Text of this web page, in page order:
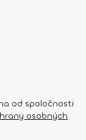
od spoločnosti
osobných